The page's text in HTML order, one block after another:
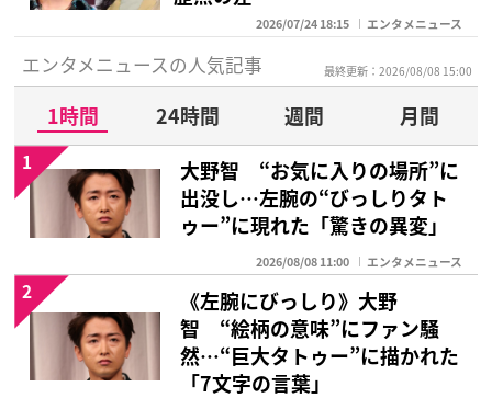
2026/07/24 18:15 エンタメニュース
エンタメニュースの人気記事 最終更新：2026/08/08 15:00
1時間 24時間 週間
月間
大野智 “お気に入りの場所”に
出没し…左腕の“びっしりタト
ゥー”に現れた「驚きの異変」
2026/08/08 11:00 エンタメニュース
1
《左腕にびっしり》大野
智 “絵柄の意味”にファン騒
然…“巨大タトゥー”に描かれた
「7文字の言葉」
2